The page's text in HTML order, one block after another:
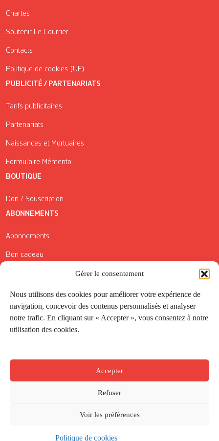
Gérer le consentement
Nous utilisons des cookies pour améliorer votre expérience de
navigation, concevoir des contenus personnalisés et analyser
notre trafic. En cliquant sur « Accepter », vous consentez à notre
utilisation des cookies.
Accepter
Refuser
Voir les préférences
Politique de cookies
Chartes
Soutenir Le Courrier
Contacts
Politique de cookies (UE)
PUBLICITÉ / PARTENARIATS
Tarifs publicitaires
Partenariats
Naissances et Mortuaires
Formulaire Mémento
BOUTIQUE
Don / Souscription
ABONNEMENTS
Abonnements
Bon cadeau
Conditions générales de vente
Réductions de la Carte Côté Courrier
Application